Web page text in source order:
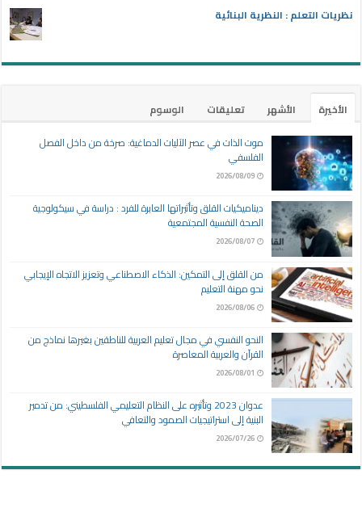
نظريات التعلم : النظرية البنائية
الأخيرة الأشهر تعليقات
الوسوم
موت الذات في عصر الآليات الدماغية: صرخة من داخل الفصل
الفلسفي
2026/08/09
ديناميكيات القلق وتأثيراتها العابرة للفرد : دراسة في سيكولوجية
الصحة النفسية المجتمعية
2026/08/07
من القلق إلى التمكين: الذكاء الاصطناعي وتعزيز الاتجاه الإيجابي
نحو مهنة التعليم
2026/08/06
النحو النفسي في مجال تعليم العربية للناطقين بغيرها نماذج من
القرآن والعربية المعاصرة
2026/08/01
عدوان 2023 وتأثيره على النظام التعليمي الفلسطيني: من تدمير
البنية إلى استراتيجيات الصمود والتعافي
2026/07/26